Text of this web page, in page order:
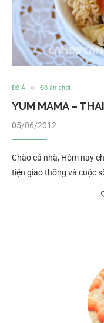
Đồ Á Đồ ăn chơi
YUM MAMA –
05/06/2012
Chào cả nhà, Hôm nay
tiện giao thông và cuộc